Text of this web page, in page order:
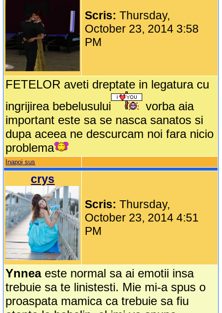
Scris:Thursday,
October 23, 2014 3:58
PM
FETELOR aveti dreptate in legatura cu
ingrijirea bebelusului
vorba aia
important este sa se nasca sanatos si
dupa aceea ne descurcam noi fara nicio
problema
Inapoi sus
crys
Scris:Thursday,
October 23, 2014 4:51
PM
Ynneaeste normal sa ai emotii insa
trebuie sa te linistesti. Mie mi-a spus o
proaspata mamica ca trebuie sa fiu